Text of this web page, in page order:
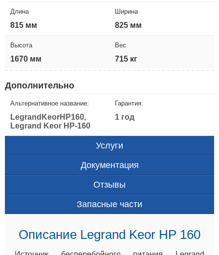
Длина
815 мм
Ширина
825 мм
Высота
1670 мм
Вес
715 кг
Дополнительно
Альтернативное название:
LegrandKeorHP160,
Legrand Keor HP-160
Гарантия:
1 год
Услуги
Документация
Отзывы
Запасные части
Описание Legrand Keor HP 160